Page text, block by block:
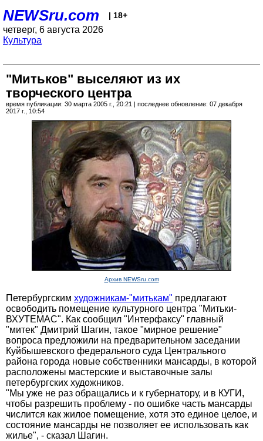
NEWSru.com | 18+
четверг, 6 августа 2026
Культура
"Митьков" выселяют из их
творческого центра
время публикации: 30 марта 2005 г., 20:21 | последнее обновление: 07 декабря
2017 г., 10:54
Архив NEWSru.com
Петербургским художникам-"митькам" предлагают
освободить помещение культурного центра "Митьки-
ВХУТЕМАС". Как сообщил "Интерфаксу" главный
"митек" Дмитрий Шагин, такое "мирное решение"
вопроса предложили на предварительном заседании
Куйбышевского федерального суда Центрального
района города новые собственники мансарды, в которой
расположены мастерские и выставочные залы
петербургских художников.
"Мы уже не раз обращались и к губернатору, и в КУГИ,
чтобы разрешить проблему - по ошибке часть мансарды
числится как жилое помещение, хотя это единое целое, и
состояние мансарды не позволяет ее использовать как
жилье", - сказал Шагин.